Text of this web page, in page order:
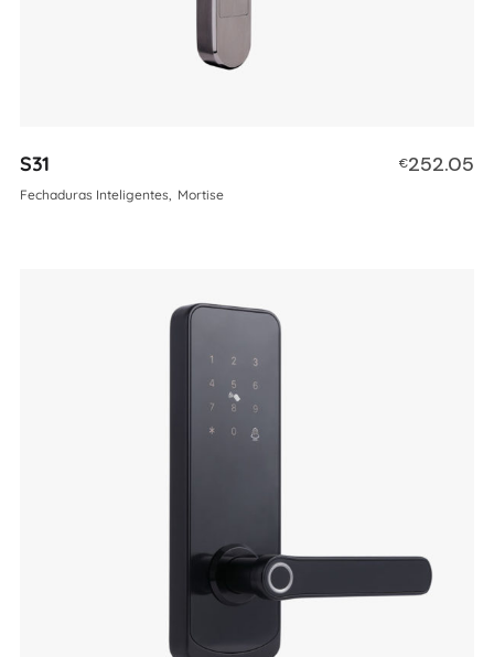
S31 €252.05
Fechaduras Inteligentes Mortise